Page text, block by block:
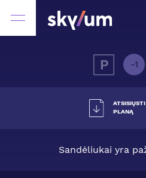
-1
PLANĄ
Sandėliukai yra